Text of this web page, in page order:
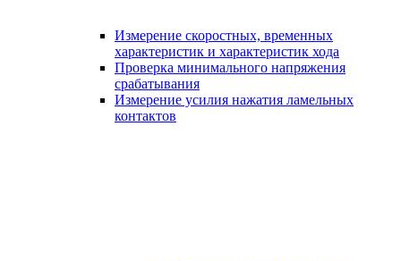
Измерение скоростных, временных
характеристик и характеристик хода
Проверка минимального напряжения
срабатывания
Измерение усилия нажатия ламельных
контактов